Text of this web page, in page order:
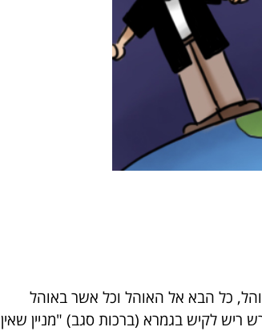
כל הבא אל האוהל וכל אשר באוהל
ריש לקיש בגמרא (ברכות סגב) "מניין שאין